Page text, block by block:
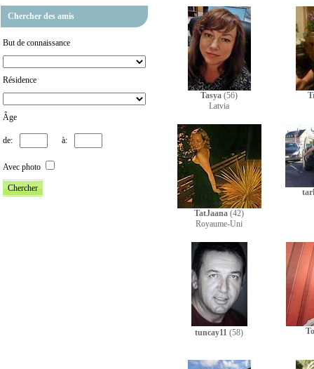
Chercher des amis
But de connaissance
Résidence
Âge
de: à:
Avec photo
Tasya (56)
Latvia
TatJaana (42)
Royaume-Uni
tuncay11 (58)